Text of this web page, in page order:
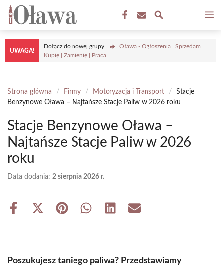
Przejdź
treści
UWAGA!
Dołącz do nowej grupy
Oława - Ogłoszenia | Sprzedam |
Kupię | Zamienię | Praca
Strona główna / Firmy / Motoryzacja i Transport /
Stacje
Benzynowe Oława – Najtańsze Stacje Paliw w 2026 roku
Stacje Benzynowe Oława –
Najtańsze Stacje Paliw w 2026
roku
Data dodania: 2 sierpnia 2026 r.
Share
Share
(Twitter)
Share Share Share Share
Poszukujesz taniego paliwa? Przedstawiamy